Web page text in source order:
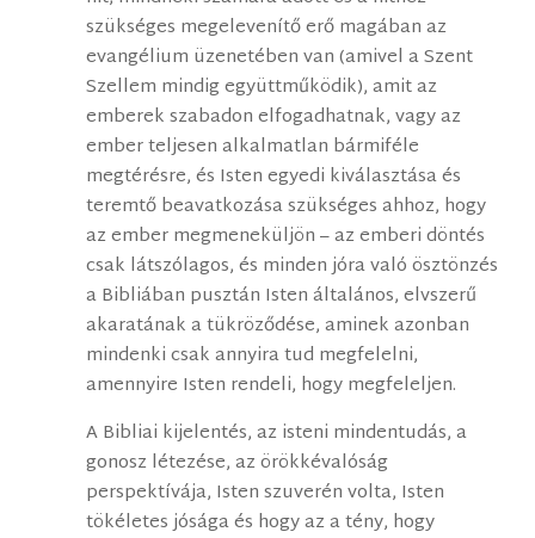
szükséges megelevenítő erő magában az
evangélium üzenetében van (amivel a Szent
Szellem mindig együttműködik), amit az
emberek szabadon elfogadhatnak, vagy az
ember teljesen alkalmatlan bármiféle
megtérésre, és Isten egyedi kiválasztása és
teremtő beavatkozása szükséges ahhoz, hogy
az ember megmeneküljön – az emberi döntés
csak látszólagos, és minden jóra való ösztönzés
a Bibliában pusztán Isten általános, elvszerű
akaratának a tükröződése, aminek azonban
mindenki csak annyira tud megfelelni,
amennyire Isten rendeli, hogy megfeleljen.
A Bibliai kijelentés, az isteni mindentudás, a
gonosz létezése, az örökkévalóság
perspektívája, Isten szuverén volta, Isten
tökéletes jósága és hogy az a tény, hogy